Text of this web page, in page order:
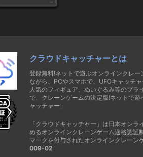
CP
クラウドキャッチャーとは
登録無料!ネットで遊ぶオンラインクレ
ながら、PCやスマホで、UFOキャッチ
人気のフィギュア、ぬいぐるみ等のプラ
で、クレーンゲームの決定版!ネットで
ャッチャー」
「クラウドキャッチャー」は日本オン
めるオンラインクレーンゲーム適格認証
マークを付与されたオンラインクレーン
009-02